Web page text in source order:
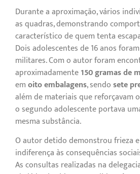
Durante a aproximação, vários
as quadras, demonstrando
característico de quem tenta
Dois adolescentes de 16 anos
militares. Com o autor foram
aproximadamente150 gramas de
emoito embalagens, sendosete
além de materiais que reforçavam
o segundo adolescente portava
mesma substância.
O autor detido demonstrou frieza
indiferença às consequências
As consultas realizadas na